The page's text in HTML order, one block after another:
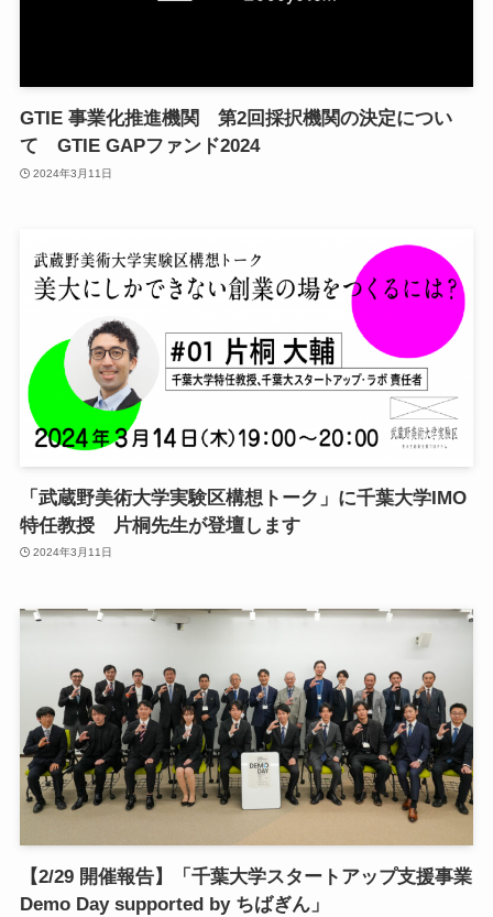
GTIE 事業化推進機関 第2回採択機関の決定につい
て GTIE GAPファンド2024
2024年3月11日
「武蔵野美術大学実験区構想トーク」に千葉大学IMO
特任教授 片桐先生が登壇します
2024年3月11日
【2/29 開催報告】「千葉大学スタートアップ支援事業
Demo Day supported by ちばぎん」